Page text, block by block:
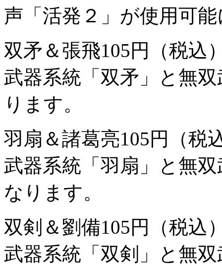
声「活発２」が使用可
双矛＆張飛105円（税込
武器系統「双矛」と無
ります。
羽扇＆諸葛亮105円（税
武器系統「羽扇」と無
なります。
双剣＆劉備105円（税込
武器系統「双剣」と無